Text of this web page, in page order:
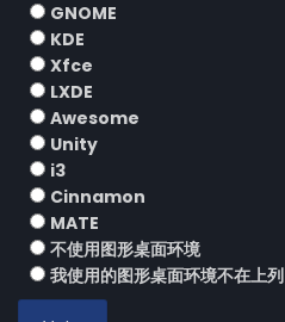
GNOME
KDE
Xfce
LXDE
Awesome
Unity
i3
Cinnamon
MATE
不使用图形桌面环境
我使用的图形桌面环境不在上列